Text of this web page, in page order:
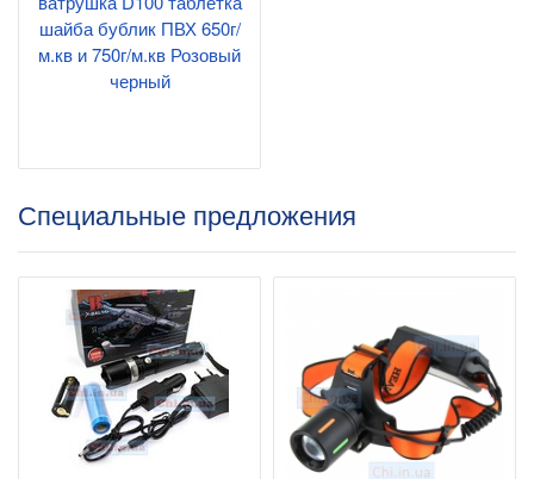
шайба бублик ПВХ 650г/
м.кв и 750г/м.кв Розовый
черный
Специальные предложения